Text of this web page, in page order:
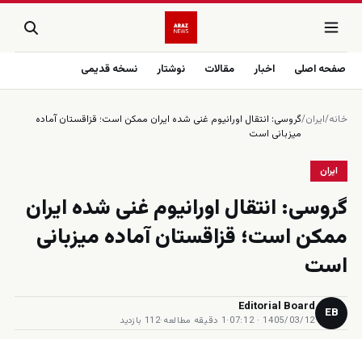
صفحه اصلی اخبار مقالات نوشتار نسخه قدیمی
خانه/ایران/گروسی: انتقال اورانيوم غنى شده ايران ممكن است؛ قزاقستان آماده
ميزبانى است
ایران
گروسی: انتقال اورانيوم غنى شده ايران
ممكن است؛ قزاقستان آماده ميزبانى
است
EB
Editorial Board
1405/03/12 · 07:12
·1 دقیقه مطالعه ·112 بازدید